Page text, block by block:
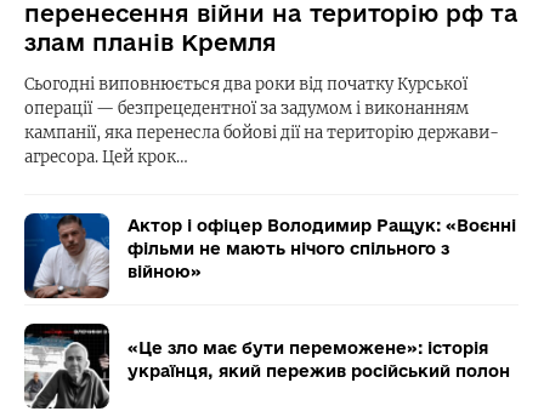
перенесення війни на територію рф та
злам планів Кремля
Сьогодні виповнюється два роки від початку Курської
операції — безпрецедентної за задумом і виконанням
кампанії, яка перенесла бойові дії на територію держави-
агресора. Цей крок…
Актор і офіцер Володимир Ращук: «Воєнні
фільми не мають нічого спільного з
війною»
«Це зло має бути переможене»: історія
українця, який пережив російський полон